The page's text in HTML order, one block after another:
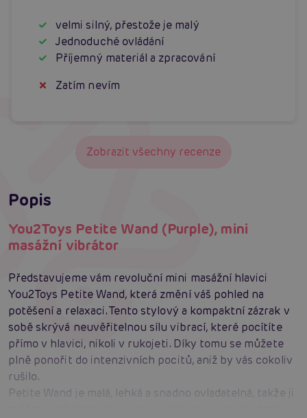
velmi silný, přestože je malý
Jednoduché ovládání
Příjemný materiál a zpracování
Zatím nevím
Zobrazit všechny recenze
Popis
You2Toys Petite Wand (Purple), mini
masážní vibrátor
Představujeme vám revoluční mini masážní hlavici
You2Toys Petite Wand, která změní váš pohled na
potěšení a relaxaci. Tento stylový a kompaktní zázrak v
sobě skrývá neuvěřitelnou sílu vibrací, které pocítíte
přímo v hlavici, nikoli v rukojeti. Díky tomu se můžete
plně ponořit do intenzivních pocitů, aniž by vás cokoliv
rušilo.
Petite Wand je malá, lehká a snadno ovladatelná, takže ji